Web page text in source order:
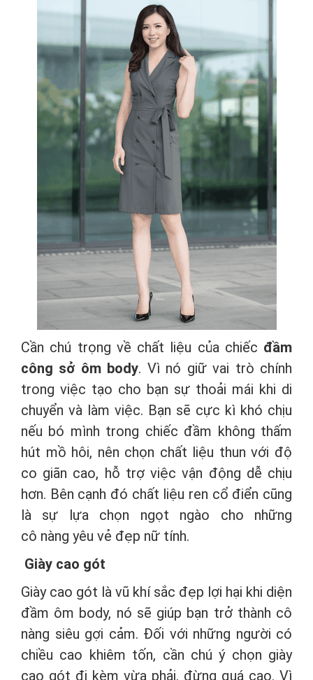
Cần chú trọng về chất liệu của chiếc đầm
công sở ôm body. Vì nó giữ vai trò chính
trong việc tạo cho bạn sự thoải mái khi di
chuyển và làm việc. Bạn sẽ cực kì khó chịu
nếu bó mình trong chiếc đầm không thấm
hút mồ hôi, nên chọn chất liệu thun với độ
co giãn cao, hỗ trợ việc vận động dễ chịu
hơn. Bên cạnh đó chất liệu ren cổ điển cũng
là sự lựa chọn ngọt ngào cho những
cô nàng yêu vẻ đẹp nữ tính.
Giày cao gót
Giày cao gót là vũ khí sắc đẹp lợi hại khi diện
đầm ôm body, nó sẽ giúp bạn trở thành cô
nàng siêu gợi cảm. Đối với những người có
chiều cao khiêm tốn, cần chú ý chọn giày
cao gót đi kèm vừa phải, đừng quá cao. Vì